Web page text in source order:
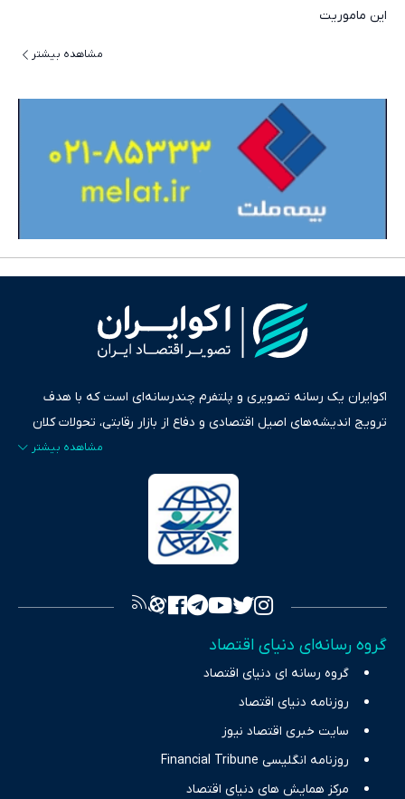
این ماموریت
مشاهده بیشتر
اکوایران یک رسانه تصویری و پلتفرم چندرسانه‌ای است که با هدف
ترویج اندیشه‌های اصیل اقتصادی و دفاع از بازار رقابتی، تحولات کلان
ایران و جهان را در قالب‌های ویدیو، پادکست، متن و گزارش‌های تحلیلی
پایش می‌کند. این رسانه به عنوان منبعی دقیق و قابل اعتماد، فراتر از
اطلاع‌رسانی صرف، به تبیین سیاست‌ها و کارکردهای بازارهای مالی،
سرمایه‌گذاری، تجارت و حوزه‌های نوظهور می‌پردازد. اکوایران با پایبندی
به اصول «انصاف، امانت و صداقت»، بستری برای انعکاس آراء متنوع
تصویری شفاف از واقعیت‌های اقتصادی ارائه دهد. ما در اکوایران با
چالش‌های فقر و بیکاری را جست‌وجو کرده و در کنار تحلیل آمارها،
نیازهای خبری مخاطبان در حوزه‌های اثرگذار بر اقتصاد را با رویکردی
حرفه‌ای و روزآمد پوشش می‌دهیم.
گروه رسانه‌ای دنیای اقتصاد
گروه رسانه ای دنیای اقتصاد
روزنامه دنیای اقتصاد
سایت خبری اقتصاد نیوز
روزنامه انگلیسی Financial Tribune
مرکز همایش های دنیای اقتصاد